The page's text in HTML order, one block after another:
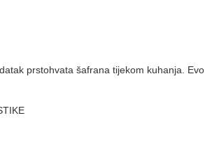
prstohvata šafrana tijekom kuhanja. Evo